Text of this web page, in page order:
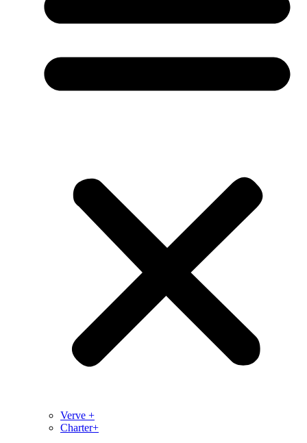
Verve +
Charter+